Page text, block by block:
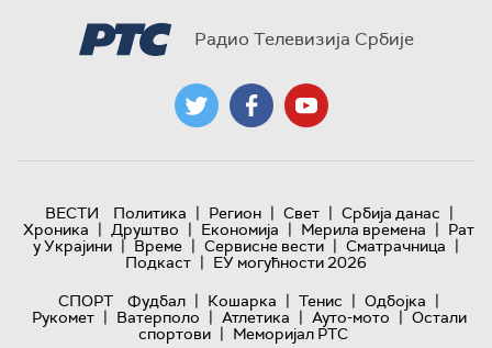
Радио Телевизија Србије
ВЕСТИ Политика | Регион | Свет | Србија данас |
Хроника | Друштво | Економија | Мерила времена | Рат
у Украјини | Време | Сервисне вести | Сматрачница |
Подкаст | ЕУ могућности 2026
СПОРТ
Фудбал | Кошарка | Тенис | Одбојка |
Рукомет | Ватерполо | Атлетика | Ауто-мото | Остали
спортови | Меморијал РТС